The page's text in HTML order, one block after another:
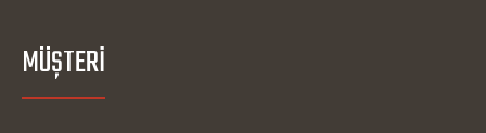
MÜŞTERI